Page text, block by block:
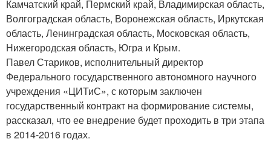
Камчатский край, Пермский край, Владимирская область,
Волгоградская область, Воронежская область, Иркутская
область, Ленинградская область, Московская область,
Нижегородская область, Югра и Крым.
Павел Стариков, исполнительный директор
Федерального государственного автономного научного
учреждения «ЦИТиС», с которым заключен
государственный контракт на формирование системы,
рассказал, что ее внедрение будет проходить в три этапа
в 2014-2016 годах.